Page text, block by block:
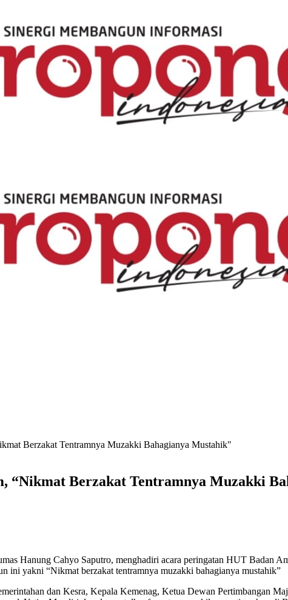
Berzakat Tentramnya Muzakki Bahagianya Mustahik"
“Nikmat Berzakat Tentramnya Muzakki
Hanung Cahyo Saputro, menghadiri acara peringatan HUT Badan
ini yakni “Nikmat berzakat tentramnya muzakki bahagianya mustahik”
dan Kesra, Kepala Kemenag, Ketua Dewan Pertimbangan